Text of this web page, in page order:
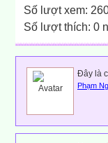
Số lượt xem:
Số lượt thích: 0
Đây là
Phạm